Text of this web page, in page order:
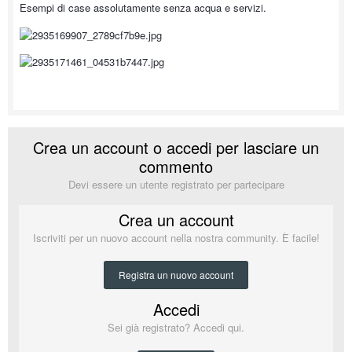
Esempi di case assolutamente senza acqua e servizi.
Crea un account o accedi per lasciare un
commento
Devi essere un utente registrato per partecipare
Crea un account
Iscriviti per un nuovo account nella nostra community. È facile!
Registra un nuovo account
Accedi
Sei già registrato? Accedi qui.